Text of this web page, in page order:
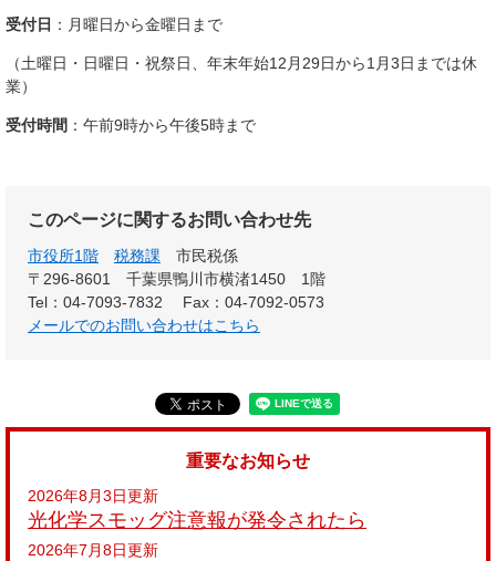
受付日 ：月曜日から金曜日まで
（土曜日・日曜日・祝祭日、年末年始12月29日から1月3日までは休
業）
受付時間 ：午前9時から午後5時まで
このページに関するお問い合わせ先
市役所1階 税務課 市民税係
〒296-8601
千葉県鴨川市横渚1450 1階
Tel：04-7093-7832
Fax：04-7092-0573
メールでのお問い合わせはこちら
重要なお知らせ
2026年8月3日更新
光化学スモッグ注意報が発令されたら
2026年7月8日更新